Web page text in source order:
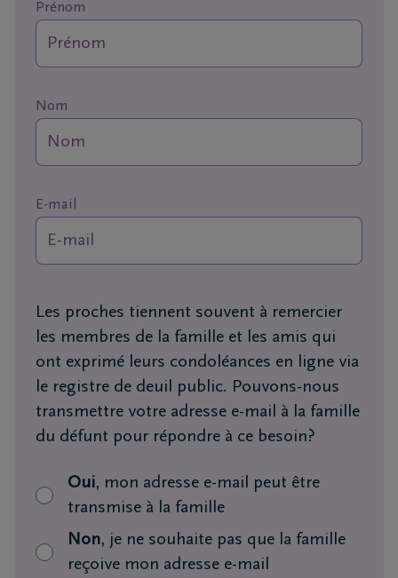
sommes
là pour
+32
336
29
4
59
Prénom
Nom
E-mail
Les proches tiennent souvent à remercier
les membres de la famille et les amis qui
ont exprimé leurs condoléances en ligne via
le registre de deuil public. Pouvons-nous
transmettre votre adresse e-mail à la famille
du défunt pour répondre à ce besoin?
Oui, mon adresse e-mail peut être
transmise à la famille
Non, je ne souhaite pas que la famille
reçoive mon adresse e-mail